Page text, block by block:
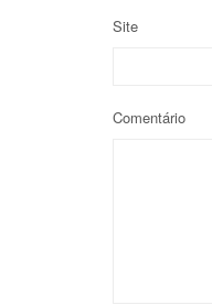
Site
Comentário